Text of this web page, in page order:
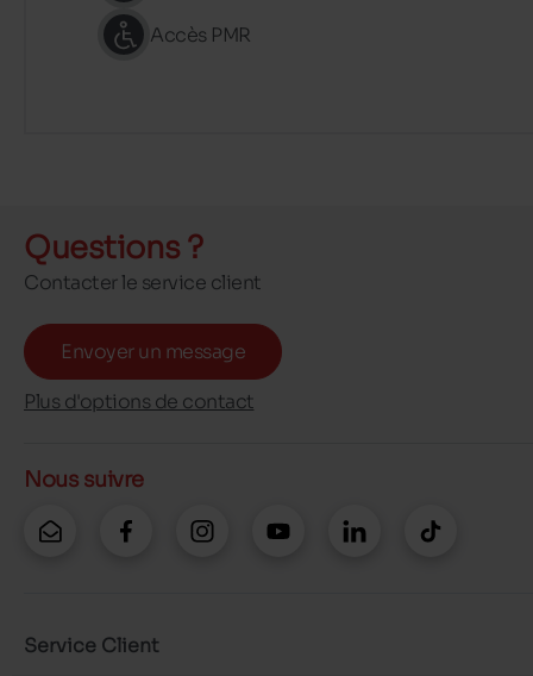
Accès PMR
Questions ?
Contacter le service client
Envoyer un message
Plus d'options de contact
Nous suivre
Service Client